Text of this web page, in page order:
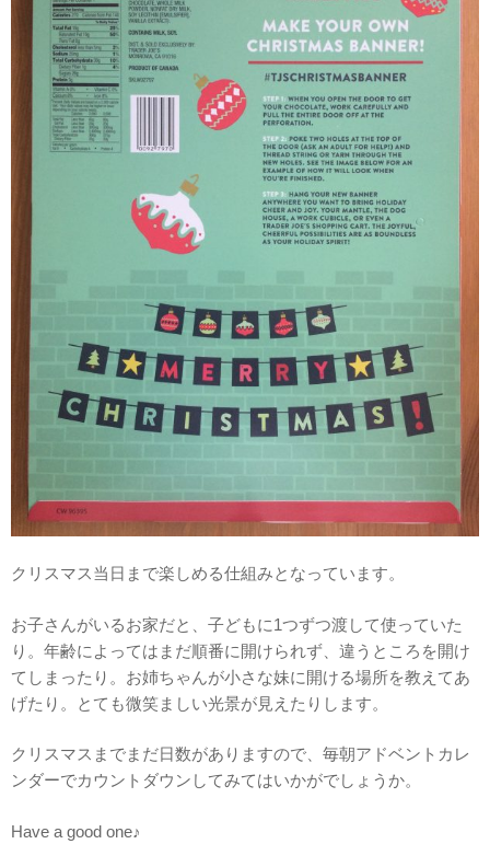
クリスマス当日まで楽しめる仕組みとなっています。
お子さんがいるお家だと、子どもに1つずつ渡して使っていた
り。年齢によってはまだ順番に開けられず、違うところを開け
てしまったり。お姉ちゃんが小さな妹に開ける場所を教えてあ
げたり。とても微笑ましい光景が見えたりします。
クリスマスまでまだ日数がありますので、毎朝アドベントカレ
ンダーでカウントダウンしてみてはいかがでしょうか。
Have a good one♪